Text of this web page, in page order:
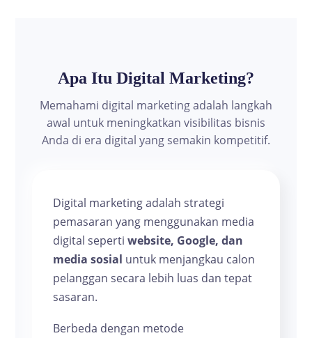
Apa Itu Digital Marketing?
Memahami digital marketing adalah langkah
awal untuk meningkatkan visibilitas bisnis
Anda di era digital yang semakin kompetitif.
Digital marketing adalah strategi
pemasaran yang menggunakan media
digital sepertiwebsite, Google, dan
media sosial untuk menjangkau calon
pelanggan secara lebih luas dan tepat
sasaran.
Berbeda dengan metode